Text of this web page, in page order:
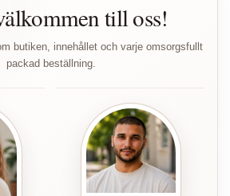
till oss!
butiken, innehållet och varje omsorgsfullt
packad beställning.